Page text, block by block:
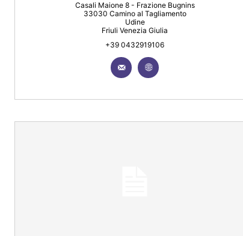
Casali Maione 8 - Frazione Bugnins
33030 Camino al Tagliamento
Udine
Friuli Venezia Giulia
+39 0432919106